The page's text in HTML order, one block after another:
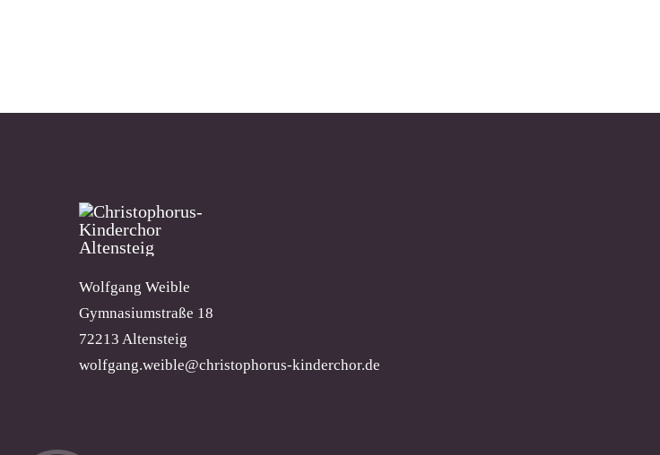
Wolfgang Weible
Gymnasiumstraße 18
72213 Altensteig
wolfgang.weible@christophorus-kinderchor.de